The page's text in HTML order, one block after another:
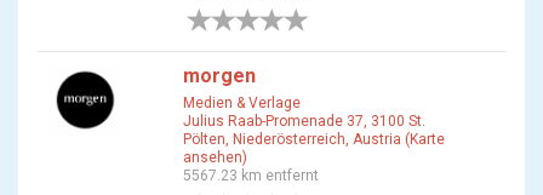
morgen
Medien & Verlage
Julius Raab-Promenade 37, 3100 St.
Pölten, Niederösterreich, Austria (Karte
ansehen)
5567.23 km entfernt